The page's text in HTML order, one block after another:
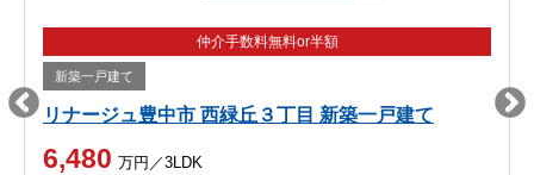
仲介手数料無料or半額
新築一戸建て
リナージュ豊中市 西緑丘３丁目 新築一戸建て
6,480 万円／3LDK